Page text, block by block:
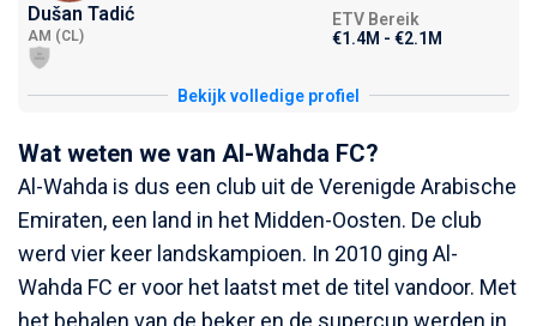
Dušan Tadić
AM (CL)
ETV Bereik
€1.4M - €2.1M
Bekijk volledige profiel
Wat weten we van Al-Wahda FC?
Al-Wahda is dus een club uit de Verenigde Arabische
Emiraten, een land in het Midden-Oosten. De club
werd vier keer landskampioen. In 2010 ging Al-
Wahda FC er voor het laatst met de titel vandoor. Met
het behalen van de beker en de supercup werden in